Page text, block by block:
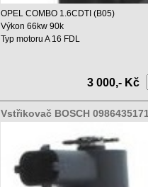
OPEL COMBO 1.6CDTI (B05)
Výkon 66kw 90k
Typ motoru A 16 FDL
3 000,- Kč
Vstřikovač BOSCH